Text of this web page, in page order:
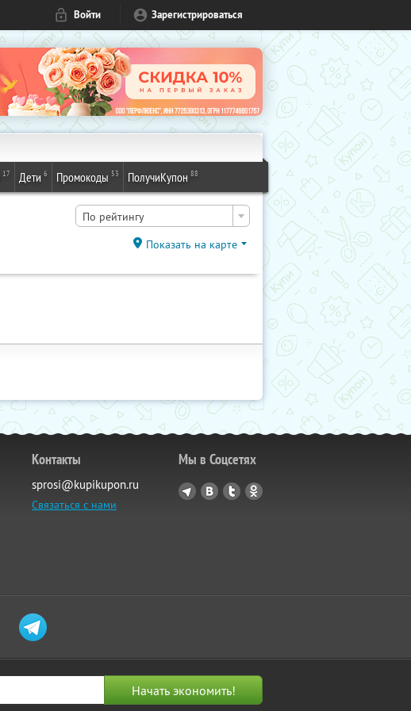
Войти Зарегистрироваться
17 Дети 6 Промокоды 53 ПолучиКупон 88
По рейтингу
Показать на карте
Контакты
sprosi@kupikupon.ru
Связаться с нами
Мы в Соцсетях